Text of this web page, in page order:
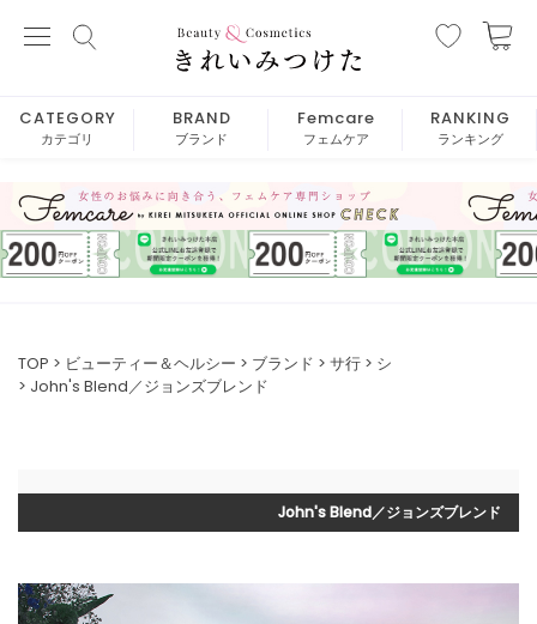
CATEGORY
カテゴリ
BRAND
ブランド
Femcare
フェムケア
RANKING
ランキング
TOP ビューティー＆ヘルシー ブランド サ行
シ
John's Blend／ジョンズブレンド
John's Blend／ジョンズブレンド